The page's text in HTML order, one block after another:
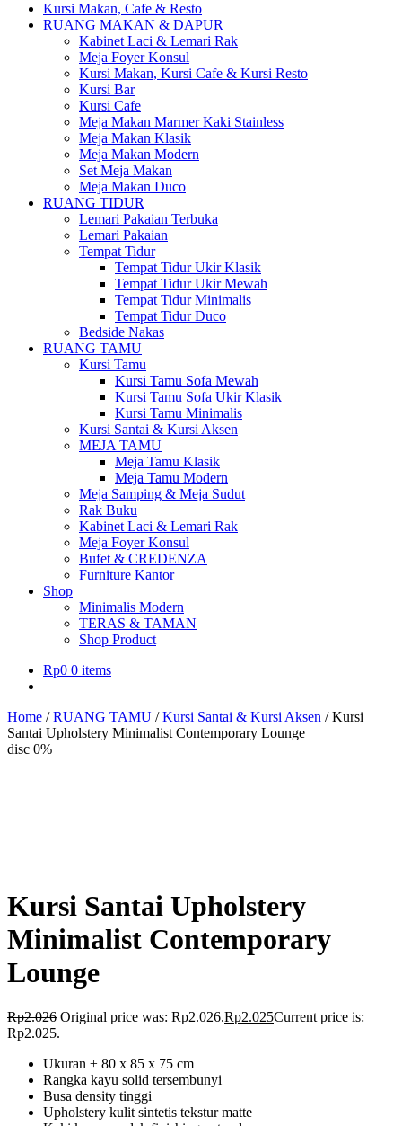
Kursi Makan, Cafe & Resto
RUANG MAKAN & DAPUR
Kabinet Laci & Lemari Rak
Meja Foyer Konsul
Kursi Makan, Kursi Cafe & Kursi Resto
Kursi Bar
Kursi Cafe
Meja Makan Marmer Kaki Stainless
Meja Makan Klasik
Meja Makan Modern
Set Meja Makan
Meja Makan Duco
RUANG TIDUR
Lemari Pakaian Terbuka
Lemari Pakaian
Tempat Tidur
Tempat Tidur Ukir Klasik
Tempat Tidur Ukir Mewah
Tempat Tidur Minimalis
Tempat Tidur Duco
Bedside Nakas
RUANG TAMU
Kursi Tamu
Kursi Tamu Sofa Mewah
Kursi Tamu Sofa Ukir Klasik
Kursi Tamu Minimalis
Kursi Santai & Kursi Aksen
MEJA TAMU
Meja Tamu Klasik
Meja Tamu Modern
Meja Samping & Meja Sudut
Rak Buku
Kabinet Laci & Lemari Rak
Meja Foyer Konsul
Bufet & CREDENZA
Furniture Kantor
Shop
Minimalis Modern
TERAS & TAMAN
Shop Product
Rp0 0 items
Home /RUANG TAMU /Kursi Santai & Kursi Aksen /Kursi
Santai Upholstery Minimalist Contemporary Lounge
disc 0%
Kursi Santai Upholstery
Minimalist Contemporary
Lounge
Rp2.026 Original price was: Rp2.026.Rp2.025Current price is:
Rp2.025.
Ukuran ± 80 x 85 x 75 cm
Rangka kayu solid tersembunyi
Busa density tinggi
Upholstery kulit sintetis tekstur matte